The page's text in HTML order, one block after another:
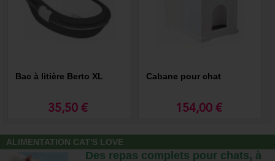
Bac à litière Berto XL
35,50 €
Cabane pour chat
154,00 €
ALIMENTATION CAT'S LOVE
Des repas complets pour chats, à